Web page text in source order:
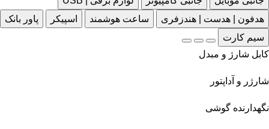
هدفون | هدست | هندزفری
ساعت هوشمند اسپیکر
پاور بانک
سیم کارت
کابل شارژ و مبدل
شارژر و آداپتور
نگهدارنده گوشی